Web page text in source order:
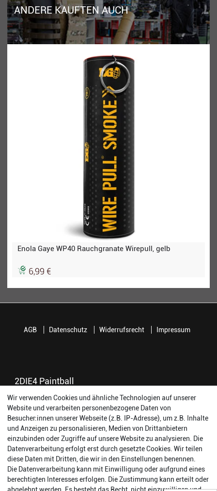
ANDERE KAUFTEN AUCH
Enola Gaye WP40 Rauchgranate Wirepull, gelb
6,99 €
2DIE4 Paintball
56457 Westerburg
Reinhold-Ferger-Straße 26
order@2die4-sports.com
0 26 63/ 9 68 69 37
Öffnungszeiten
14:00 - 17:00 Uhr
Dienstag:
14:00 - 17:00 Uhr
AGB Datenschutz Widerrufsrecht Impressum
Wir verwenden Cookies und ähnliche Technologien auf unserer
Website und verarbeiten personenbezogene Daten von
Besucher:innen unserer Webseite (z.B. IP-Adresse), um z.B. Inhalte
und Anzeigen zu personalisieren, Medien von Drittanbietern
einzubinden oder Zugriffe auf unsere Website zu analysieren. Die
Datenverarbeitung erfolgt erst durch gesetzte Cookies. Wir teilen
diese Daten mit Dritten, die wir in den Einstellungen benennen.
Die Datenverarbeitung kann mit Einwilligung oder aufgrund eines
berechtigten Interesses erfolgen. Die Zustimmung kann erteilt oder